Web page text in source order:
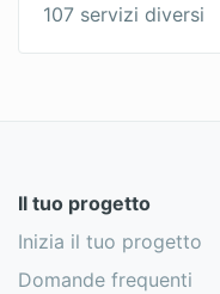
107 servizi diversi
Il tuo progetto
Inizia il tuo progetto
Domande frequenti